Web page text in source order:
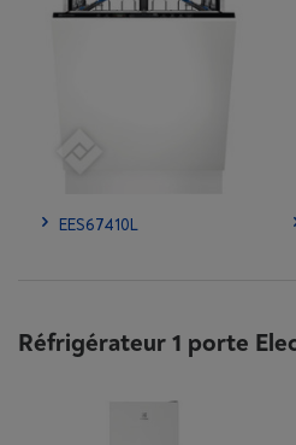
EES67410L
Réfrigérateur 1 porte